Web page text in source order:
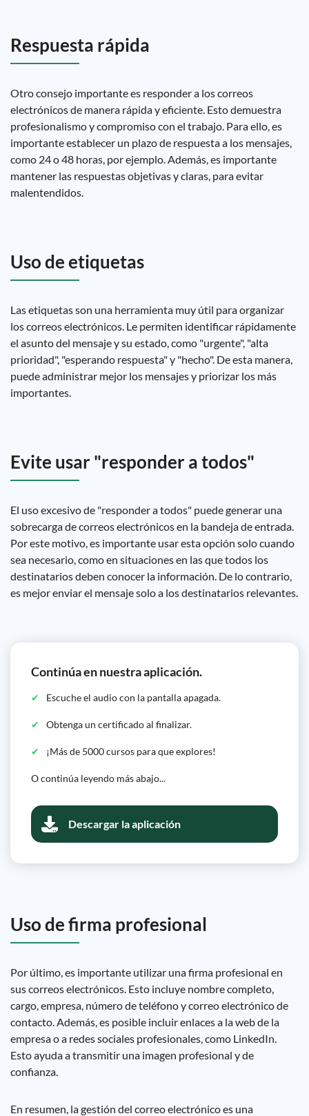
Respuesta rápida
Otro consejo importante es responder a los correos
electrónicos de manera rápida y eficiente. Esto demuestra
profesionalismo y compromiso con el trabajo. Para ello, es
importante establecer un plazo de respuesta a los mensajes,
como 24 o 48 horas, por ejemplo. Además, es importante
mantener las respuestas objetivas y claras, para evitar
malentendidos.
Uso de etiquetas
Las etiquetas son una herramienta muy útil para organizar
los correos electrónicos. Le permiten identificar rápidamente
el asunto del mensaje y su estado, como "urgente", "alta
prioridad", "esperando respuesta" y "hecho". De esta manera,
puede administrar mejor los mensajes y priorizar los más
importantes.
Evite usar "responder a todos"
El uso excesivo de "responder a todos" puede generar una
sobrecarga de correos electrónicos en la bandeja de entrada.
Por este motivo, es importante usar esta opción solo cuando
sea necesario, como en situaciones en las que todos los
destinatarios deben conocer la información. De lo contrario,
es mejor enviar el mensaje solo a los destinatarios relevantes.
Continúa en nuestra aplicación.
Escuche el audio con la pantalla apagada.
Obtenga un certificado al finalizar.
¡Más de 5000 cursos para que explores!
O continúa leyendo más abajo...
Descargar la aplicación
Uso de firma profesional
Por último, es importante utilizar una firma profesional en
sus correos electrónicos. Esto incluye nombre completo,
cargo, empresa, número de teléfono y correo electrónico de
contacto. Además, es posible incluir enlaces a la web de la
empresa o a redes sociales profesionales, como LinkedIn.
Esto ayuda a transmitir una imagen profesional y de
confianza.
En resumen, la gestión del correo electrónico es una